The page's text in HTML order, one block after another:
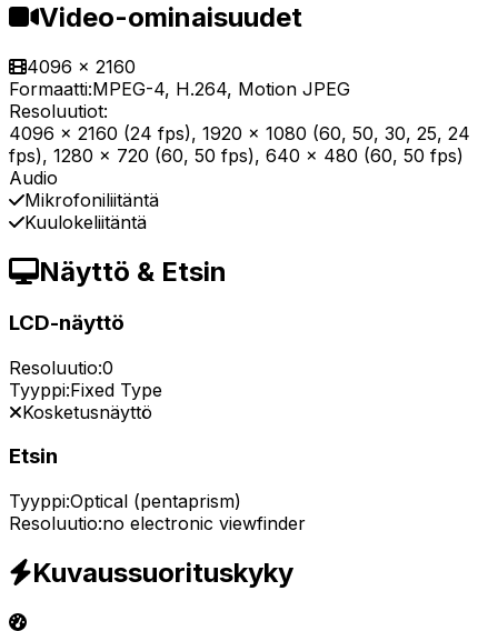
Video-ominaisuudet
4096 x 2160
Formaatti:MPEG-4, H.264, Motion JPEG
Resoluutiot:
4096 x 2160 (24 fps), 1920 x 1080 (60, 50, 30, 25, 24
fps), 1280 x 720 (60, 50 fps), 640 x 480 (60, 50 fps)
Audio
Mikrofoniliitäntä
Kuulokeliitäntä
Näyttö & Etsin
LCD-näyttö
Resoluutio:0
Tyyppi:Fixed Type
Kosketusnäyttö
Etsin
Tyyppi:Optical (pentaprism)
Resoluutio:no electronic viewfinder
Kuvaussuorituskyky